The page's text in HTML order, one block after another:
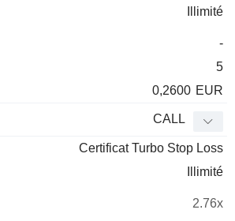
Illimité
-
5
0,2600 EUR
CALL
Certificat Turbo Stop Loss
Illimité
2.76x